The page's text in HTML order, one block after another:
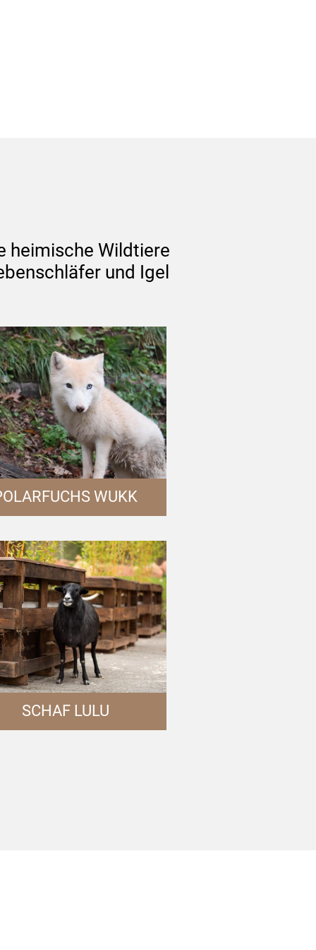
heimische Wildtiere
und Igel
WUKK
SCHAF LULU